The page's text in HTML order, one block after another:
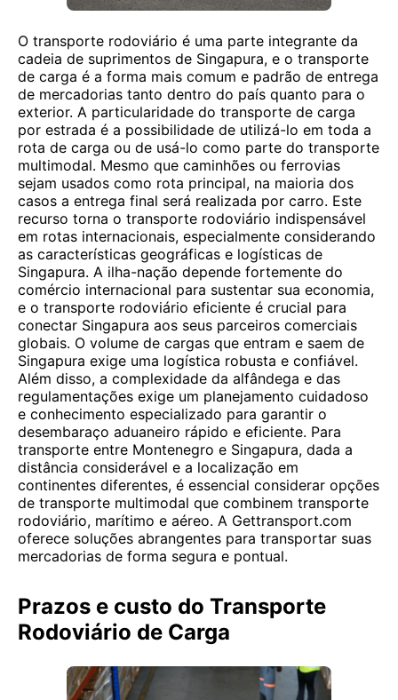
O transporte rodoviário é uma parte integrante da
cadeia de suprimentos de Singapura, e o transporte
de carga é a forma mais comum e padrão de entrega
de mercadorias tanto dentro do país quanto para o
exterior. A particularidade do transporte de carga
por estrada é a possibilidade de utilizá-lo em toda a
rota de carga ou de usá-lo como parte do transporte
multimodal. Mesmo que caminhões ou ferrovias
sejam usados ​​como rota principal, na maioria dos
casos a entrega final será realizada por carro. Este
recurso torna o transporte rodoviário indispensável
em rotas internacionais, especialmente considerando
as características geográficas e logísticas de
Singapura. A ilha-nação depende fortemente do
comércio internacional para sustentar sua economia,
e o transporte rodoviário eficiente é crucial para
conectar Singapura aos seus parceiros comerciais
globais. O volume de cargas que entram e saem de
Singapura exige uma logística robusta e confiável.
Além disso, a complexidade da alfândega e das
regulamentações exige um planejamento cuidadoso
e conhecimento especializado para garantir o
desembaraço aduaneiro rápido e eficiente. Para
transporte entre Montenegro e Singapura, dada a
distância considerável e a localização em
continentes diferentes, é essencial considerar opções
de transporte multimodal que combinem transporte
rodoviário, marítimo e aéreo. A Gettransport.com
oferece soluções abrangentes para transportar suas
mercadorias de forma segura e pontual.
Prazos e custo do Transporte
Rodoviário de Carga